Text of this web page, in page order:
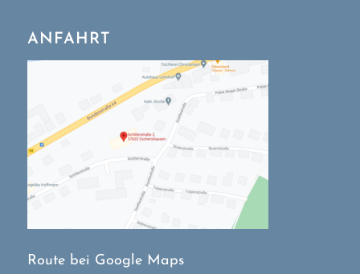
ANFAHRT
Route bei Google Maps